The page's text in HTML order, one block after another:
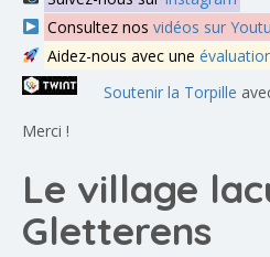
Consultez nos vidéos sur
Aidez-nous avec une
Soutenir la Torpille
Merci !
Le village
Gletterens